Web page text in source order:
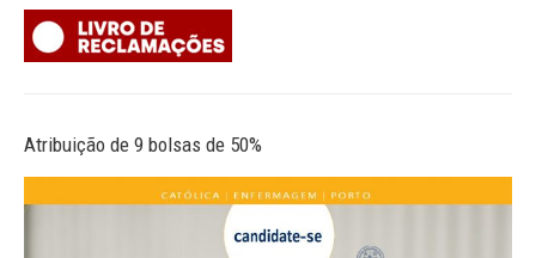
Atribuição de 9 bolsas de 50%